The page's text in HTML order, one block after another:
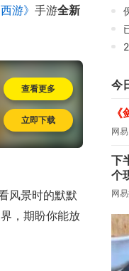
游》 手游全新
查看更多
立即下载
风景时的默默
，期盼你能放
今
网
下
个
网